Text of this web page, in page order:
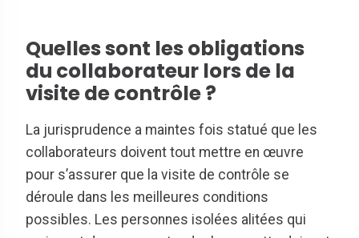
Quelles sont les obligations
du collaborateur lors de la
visite de contrôle ?
La jurisprudence a maintes fois statué que les
collaborateurs doivent tout mettre en œuvre
pour s’assurer que la visite de contrôle se
déroule dans les meilleures conditions
possibles. Les personnes isolées alitées qui